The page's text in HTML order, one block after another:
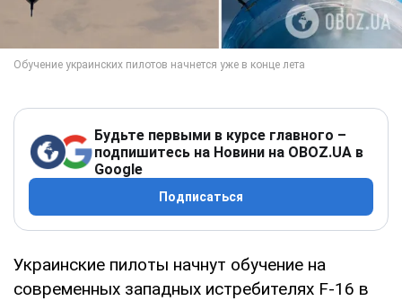
Будьте первыми в курсе главного –
подпишитесь на Новини на OBOZ.UA в
Google
Подписаться
Украинские пилоты начнут обучение на
современных западных истребителях F-16 в